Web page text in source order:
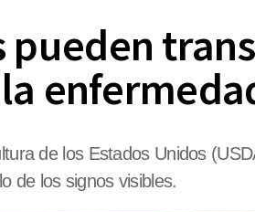
pueden
de los Estados Unidos
de los signos visibles.